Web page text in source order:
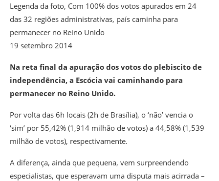
Legenda da foto, Com 100% dos votos apurados em 24
das 32 regiões administrativas, país caminha para
permanecer no Reino Unido
19 setembro 2014
Na reta final da apuração dos votos do plebiscito de
independência, a Escócia vai caminhando para
permanecer no Reino Unido.
Por volta das 6h locais (2h de Brasília), o ‘não’ vencia o
‘sim’ por 55,42% (1,914 milhão de votos) a 44,58% (1,539
milhão de votos), respectivamente.
A diferença, ainda que pequena, vem surpreendendo
especialistas, que esperavam uma disputa mais acirrada –